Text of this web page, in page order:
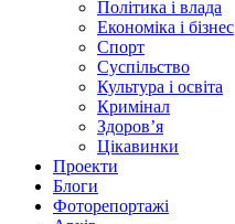
Політика і влада
Економіка і бізнес
Спорт
Суспільство
Культура і освіта
Кримінал
Здоров’я
Цікавинки
Проекти
Блоги
Фоторепортажі